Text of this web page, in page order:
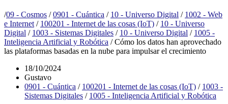
/09 - Cosmos / 0901 - Cuántica / 10 - Universo Digital / 1002 - Web
e Internet / 100201 - Internet de las cosas (IoT) / 10 - Universo
Digital / 1003 - Sistemas Digitales / 10 - Universo Digital / 1005 -
Inteligencia Artificial y Robótica /Cómo los datos han aprovechado
las plataformas basadas en la nube para impulsar el crecimiento
18/10/2024
Gustavo
0901 - Cuántica / 100201 - Internet de las cosas (IoT) / 1003 -
Sistemas Digitales / 1005 - Inteligencia Artificial y Robótica